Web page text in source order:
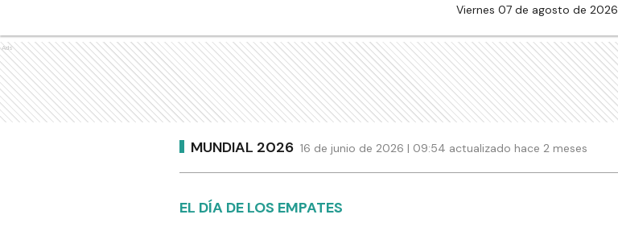
viernes 07 de agosto de 2026
Ads
MUNDIAL 2026 16 de junio de 2026 | 09:54 actualizado hace 2 meses
EL DÍA DE LOS EMPATES